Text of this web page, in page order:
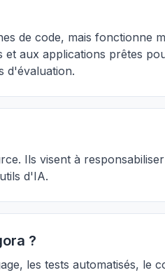
de code, mais fonctionne
aux applications prêtes
d'évaluation.
Ils visent à
d'IA.
?
les tests automatisés, le